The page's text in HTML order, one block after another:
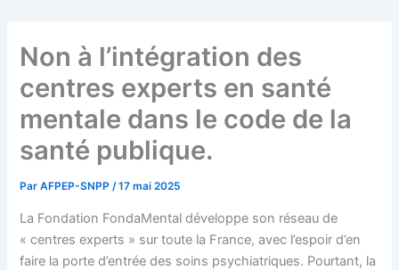
Non à l’intégration des
centres experts en santé
mentale dans le code de la
santé publique.
ParAFPEP-SNPP/17 mai 2025
La Fondation FondaMental développe son réseau de
« centres experts » sur toute la France, avec l’espoir d’en
faire la porte d’entrée des soins psychiatriques. Pourtant, la